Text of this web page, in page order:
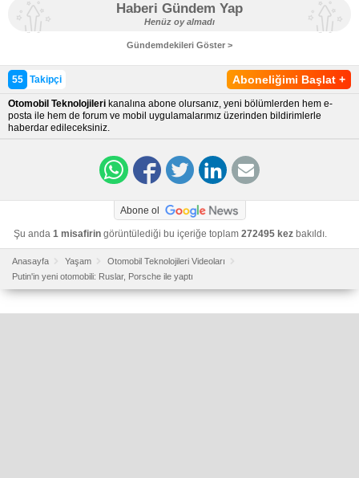
Haberi Gündem Yap
Henüz oy almadı
Gündemdekileri Göster >
Aboneliğimi Başlat +
55 Takipçi
Otomobil Teknolojileri kanalına abone olursanız, yeni bölümlerden hem e-
posta ile hem de forum ve mobil uygulamalarımız üzerinden bildirimlerle
haberdar edileceksiniz.
Abone ol
Şu anda 1 misafirin görüntülediği bu içeriğe toplam 272495 kez bakıldı.
Anasayfa Yaşam
Otomobil Teknolojileri Videoları
Putin'in yeni otomobili: Ruslar, Porsche ile yaptı